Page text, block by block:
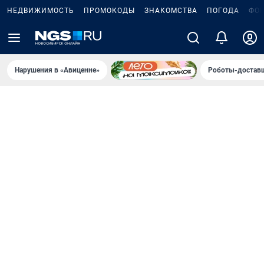
НЕДВИЖИМОСТЬ ПРОМОКОДЫ ЗНАКОМСТВА ПОГОДА
Нарушения в «Авиценне» Роботы-